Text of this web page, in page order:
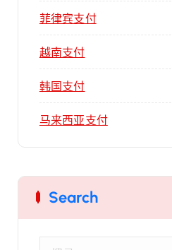
菲律宾支付
越南支付
韩国支付
马来西亚支付
Search